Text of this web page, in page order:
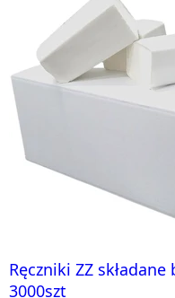
Ręczniki ZZ składane
3000szt